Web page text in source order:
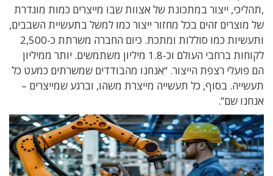
,תהליכי, ייצור במתכונת של אצוות שבו מייצרים כמות מוגדרת
של מוצרים זהים בכל מחזור ייצור כמו למשל בתעשיית השבבים,
ותעשיות כמו סוללות ומתכת. כיום החברה משרתת כ-2,500
לקוחות ברחבי העולם וכ-1.8 מיליון משתמשים. יותר ממיליון
הם פועלי רצפת הייצור. “אנחנו מהבודדים שמשרתים כמעט כל
תעשייה. בסוף, כל תעשייה מייצרת משהו, וברגע שמייצרים –
אנחנו שם”.